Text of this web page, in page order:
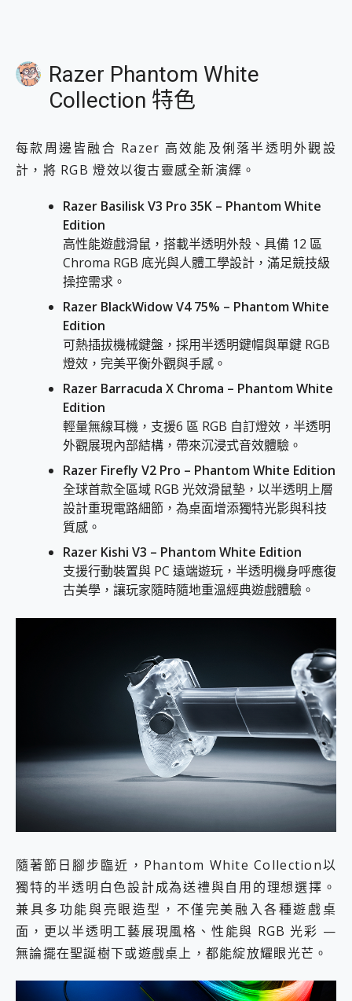
Razer Phantom White
Collection 特色
每款周邊皆融合 Razer 高效能及俐落半透明外觀設
計，將 RGB 燈效以復古靈感全新演繹。
Razer Basilisk V3 Pro 35K – Phantom White
Edition
高性能遊戲滑鼠，搭載半透明外殼、具備 12 區
Chroma RGB 底光與人體工學設計，滿足競技級
操控需求。
Razer BlackWidow V4 75% – Phantom White
Edition
可熱插拔機械鍵盤，採用半透明鍵帽與單鍵 RGB
燈效，完美平衡外觀與手感。
Razer Barracuda X Chroma – Phantom White
Edition
輕量無線耳機，支援6 區 RGB 自訂燈效，半透明
外觀展現內部結構，帶來沉浸式音效體驗。
Razer Firefly V2 Pro – Phantom White Edition
全球首款全區域 RGB 光效滑鼠墊，以半透明上層
設計重現電路細節，為桌面增添獨特光影與科技
質感。
Razer Kishi V3 – Phantom White Edition
支援行動裝置與 PC 遠端遊玩，半透明機身呼應復
古美學，讓玩家隨時隨地重溫經典遊戲體驗。
隨著節日腳步臨近，Phantom White Collection以
獨特的半透明白色設計成為送禮與自用的理想選擇。
兼具多功能與亮眼造型，不僅完美融入各種遊戲桌
面，更以半透明工藝展現風格、性能與 RGB 光彩 —
無論擺在聖誕樹下或遊戲桌上，都能綻放耀眼光芒。